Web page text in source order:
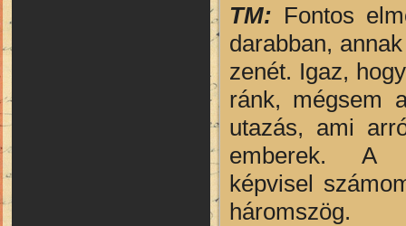
TM: Fontos
darabban,
zenét. Igaz,
ránk, mégsem
utazás, ami
emberek. A
képvisel
háromszög.